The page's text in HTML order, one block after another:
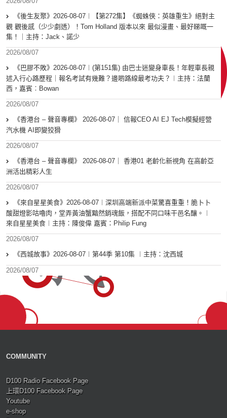
《後生友聚》2026-08-07︱【第272集】《蜘蛛俠：英雄重生》絕對主
觀 觀後感（少少劇透）！Tom Holland 版本以來 最似漫畫、最好睇嘅一
集！｜主持：Jack、諾少
2026/08/07
《巴膠不敗》2026-08-07︱(第151集) 由巴士迷變身車長！年輕車長親
述入行心路歷程｜報名考試有幾難？邊啲路線最考功夫？︱主持：法蘭
西，嘉賓︰Bowan
2026/08/07
《香港台 – 聲音專欄》 2026-08-07｜ 信報CEO AI EJ Tech模擬經營
汽水機 AI即變狡猾
2026/08/07
《香港台 – 聲音專欄》 2026-08-07｜ 香港01 老齡化新視角 在高齡亞
洲活出精彩人生
2026/08/07
《來自星星美食》2026-08-07︱深圳高端新派中菜驚喜重重！脆卜卜
酸甜燈影咕嚕肉，堂弄黃油蟹黯然銷魂飯，搭配不同口味干邑名釀。︱
來自星星美食︱主持：陳俊偉 嘉賓：Philip Fung
2026/08/07
《西城故事》2026-08-07︱第44季 第10集 ︱主持：沈西城
2026/08/07
COMMUNITY
D100 Radio Facebook Page
上環D100 Facebook Page
Youtube
e-shop